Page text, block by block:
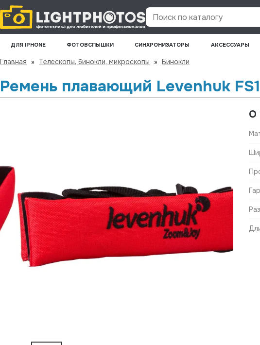
Поиск по каталогу
ДЛЯ IPHONE ФОТОВСПЫШКИ СИНХРОНИЗАТОРЫ АКСЕССУАРЫ
Главная » Телескопы, бинокли, микроскопы » Бинокли
Ремень плавающий Levenhuk
О